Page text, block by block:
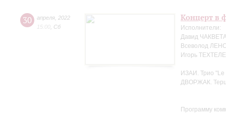
30 апреля 2022
15:00 Сб
Концерт в
Исполнители:
Давид
Всеволод
Игорь
ИЗАИ. Трио "Le
ДВОРЖАК.
Программу